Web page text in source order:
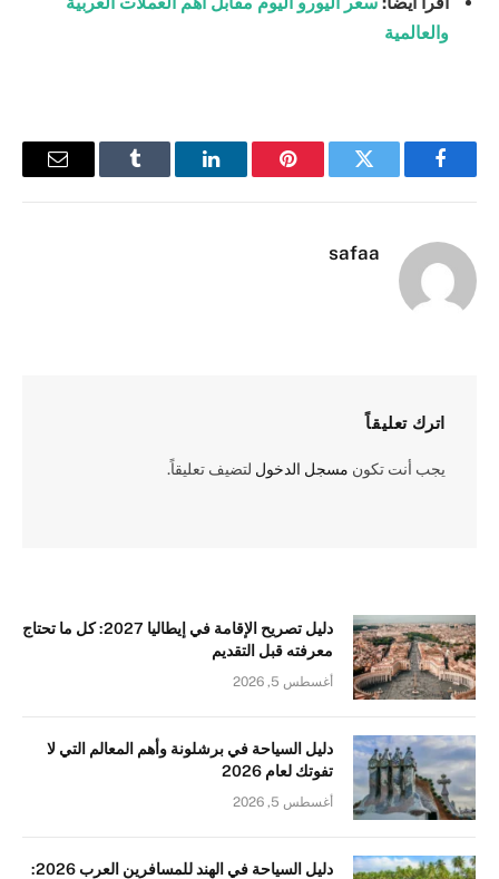
والعالمية
فيسبوك تويتر بينتيريستلينكدإن Tumblr
البريد
safaa
اترك تعليقاً
يجب أنت تكون مسجل الدخول لتضيف تعليقاً.
دليل تصريح الإقامة في إيطاليا 2027: كل ما تحتاج
معرفته قبل التقديم
أغسطس 5, 2026
دليل السياحة في برشلونة وأهم المعالم التي لا
تفوتك لعام 2026
أغسطس 5, 2026
دليل السياحة في الهند للمسافرين العرب 2026: